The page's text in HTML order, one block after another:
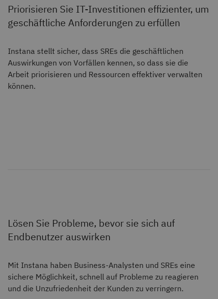
Priorisieren Sie IT-Investitionen effizienter, um
geschäftliche Anforderungen zu erfüllen
Instana stellt sicher, dass SREs die geschäftlichen
Auswirkungen von Vorfällen kennen, so dass sie die
Arbeit priorisieren und Ressourcen effektiver verwalten
können.
Lösen Sie Probleme, bevor sie sich auf
Endbenutzer auswirken
Mit Instana haben Business-Analysten und SREs eine
sichere Möglichkeit, schnell auf Probleme zu reagieren
und die Unzufriedenheit der Kunden zu verringern.